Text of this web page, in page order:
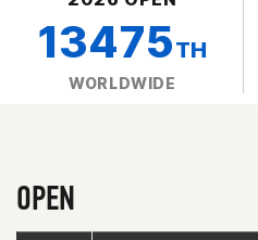
13475TH
WORLDWIDE
OPEN